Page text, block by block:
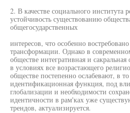
2. В качестве социального института
устойчивость существованию
общегосударственных
интересов, что особенно
трансформации. Однако в
обществе интегративная и
в условиях все возрастающего
обществе постепенно ослабевают, в
идентификационная функция, под
глобализации и необходимости
идентичности в рам'ках уже
трендов, актуализируется.